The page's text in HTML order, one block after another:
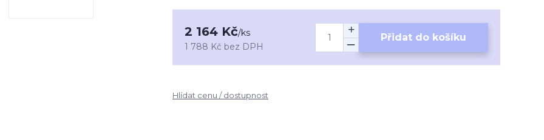
2 164 Kč/ks
1 788 Kč bez DPH
Přidat do košíku
Hlídat cenu / dostupnost